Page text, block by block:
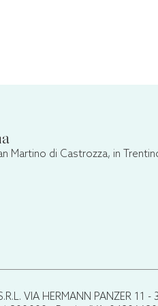
Martino di Castrozza, in
VIA HERMANN PANZER